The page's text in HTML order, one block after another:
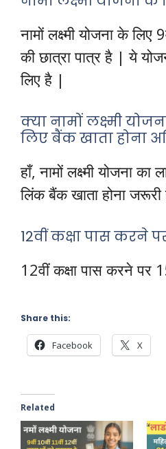
नामों लक्ष्मी योजना के
की छात्रा पात्र है | ये
लिए है |
क्या नामों लक्ष्मी
लिए बैंक खाता होना
हाँ, नामों लक्ष्मी योजना
लिंक बैंक खाता होना
12वीं कक्षा पास करने
12वीं कक्षा पास करने पर
Share this:
Facebook X
Related